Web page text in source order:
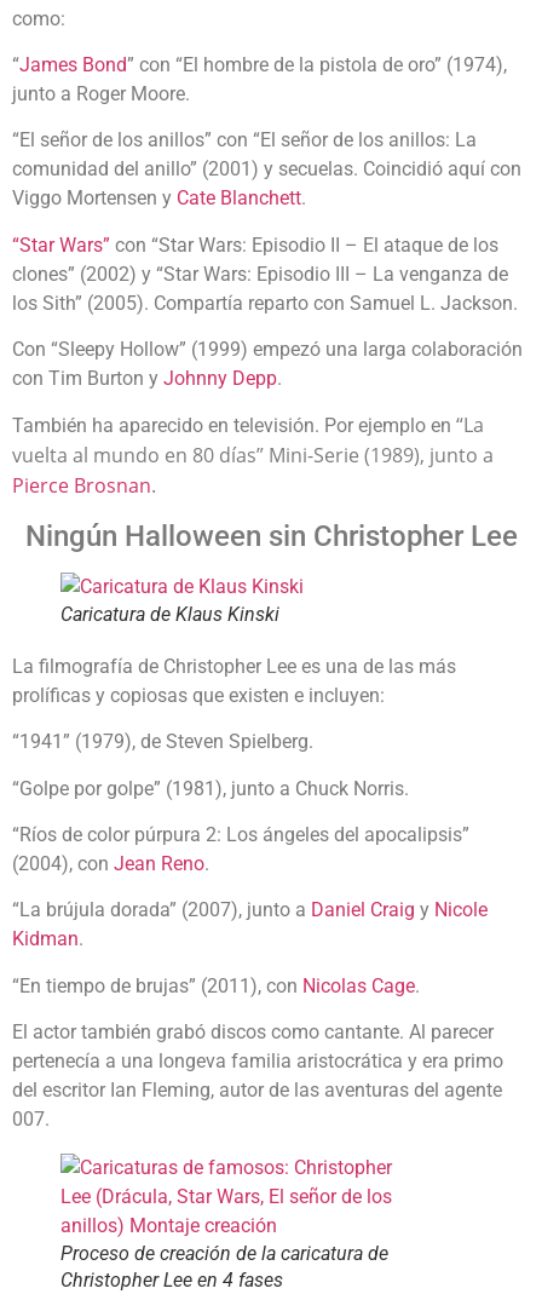
como:
“James Bond” con “El hombre de la pistola de oro” (1974),
junto a Roger Moore.
“El señor de los anillos” con “El señor de los anillos: La
comunidad del anillo” (2001) y secuelas. Coincidió aquí con
Viggo Mortensen y Cate Blanchett.
“Star Wars” con “Star Wars: Episodio II – El ataque de los
clones” (2002) y “Star Wars: Episodio III – La venganza de
los Sith” (2005). Compartía reparto con Samuel L. Jackson.
Con “Sleepy Hollow” (1999) empezó una larga colaboración
con Tim Burton y Johnny Depp.
También ha aparecido en televisión. Por ejemplo en “La
vuelta al mundo en 80 días” Mini-Serie (1989), junto a
Pierce Brosnan.
Ningún Halloween sin Christopher Lee
Caricatura de Klaus Kinski
La filmografía de Christopher Lee es una de las más
prolíficas y copiosas que existen e incluyen:
“1941” (1979), de Steven Spielberg.
“Golpe por golpe” (1981), junto a Chuck Norris.
“Ríos de color púrpura 2: Los ángeles del apocalipsis”
(2004), con Jean Reno.
“La brújula dorada” (2007), junto a Daniel Craig y Nicole
Kidman.
“En tiempo de brujas” (2011), con Nicolas Cage.
El actor también grabó discos como cantante. Al parecer
pertenecía a una longeva familia aristocrática y era primo
del escritor Ian Fleming, autor de las aventuras del agente
007.
Proceso de creación de la caricatura de
Christopher Lee en 4 fases